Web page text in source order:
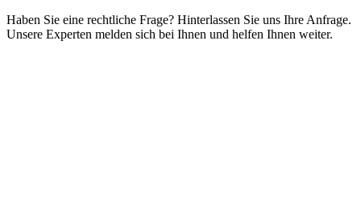
Haben Sie eine rechtliche Frage? Hinterlassen Sie uns Ihre Anfrage.
Unsere Experten melden sich bei Ihnen und helfen Ihnen weiter.